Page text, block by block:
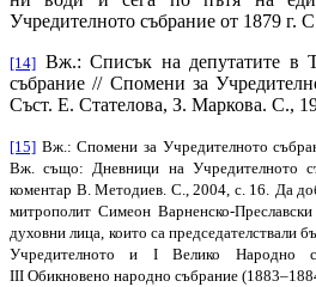
Учредителното събрание от 1879 г.
[14] Вж.: Списък на депутатите в
събрание // Спомени за
Съст. Е. Стателова, З. Маркова. С.,
[15] Вж.: Спомени за Учредителното
Вж. също: Дневници на Учредителното
коментар В. Методиев. С., 2004, с. 16.
Да
митрополит Симеон Варненско-
духовни лица, които са председателствали
Учредителното и I
Велико Народно
III Обикновено народно събрание